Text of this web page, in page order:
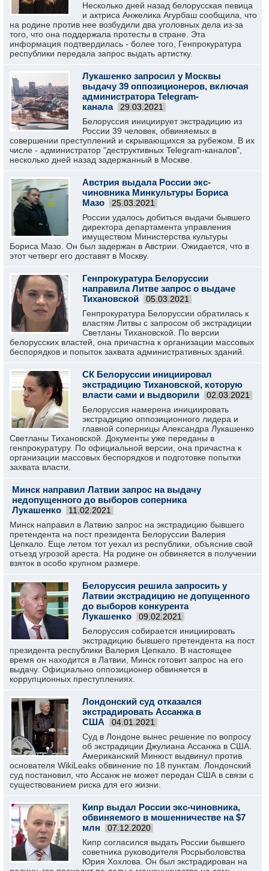
Несколько дней назад белорусская певица
и актриса Анжелика Агурбаш сообщила, что
на родине против нее возбудили два уголовных дела из-за
того, что она поддержала протесты в стране. Эта
информация подтвердилась - более того, Генпрокуратура
республики передала запрос выдать артистку.
Лукашенко запросил у Москвы
выдачу 39 оппозиционеров, включая
администратора Telegram-
канала
29.03.2021
Белоруссия инициирует экстрадицию из
России 39 человек, обвиняемых в
совершении преступлений и скрывающихся за рубежом. В их
числе - администратор "деструктивных Telegram-каналов",
несколько дней назад задержанный в Москве.
Австрия выдала России экс-
чиновника Минкультуры Бориса
Мазо
25.03.2021
России удалось добиться выдачи бывшего
директора департамента управления
имуществом Министерства культуры
Бориса Мазо. Он был задержан в Австрии. Ожидается, что в
этот четверг его доставят в Москву.
Генпрокуратура Белоруссии
направила Литве запрос о выдаче
Тихановской
05.03.2021
Генпрокуратура Белоруссии обратилась к
властям Литвы с запросом об экстрадиции
Светланы Тихановской. По версии
белорусских властей, она причастна к организации массовых
беспорядков и попыток захвата административных зданий.
СК Белоруссии инициировал
экстрадицию Тихановской, которую
власти сами и выдворили
02.03.2021
Белоруссия намерена инициировать
экстрадицию оппозиционного лидера и
главной соперницы Александра Лукашенко
Светланы Тихановской. Документы уже переданы в
генпрокуратуру. По официальной версии, она причастна к
организации массовых беспорядков и подготовке попытки
захвата власти.
Минск направил Латвии запрос на выдачу
недопущенного до выборов соперника
Лукашенко
11.02.2021
Минск направил в Латвию запрос на экстрадицию бывшего
претендента на пост президента Белоруссии Валерия
Цепкало. Еще летом тот уехал из республики, объяснив свой
отъезд угрозой ареста. На родине он обвиняется в получении
взяток в особо крупном размере.
Белоруссия решила запросить у
Латвии экстрадицию не допущенного
до выборов конкурента
Лукашенко
09.02.2021
Белоруссия собирается инициировать
экстрадицию бывшего претендента на пост
президента республики Валерия Цепкало. В настоящее
время он находится в Латвии, Минск готовит запрос на его
выдачу. Официально оппозиционер обвиняется в
коррупционных преступлениях.
Лондонский суд отказался
экстрадировать Ассанжа в
США
04.01.2021
Суд в Лондоне вынес решение по вопросу
об экстрадиции Джулиана Ассанжа в США.
Американский Минюст выдвинул против
основателя WikiLeaks обвинение по 18 пунктам. Лондонский
суд постановил, что Ассанж не может передан США в связи с
существованием риска для его жизни.
Кипр выдал России экс-чиновника,
обвиняемого в мошенничестве на $7
млн
07.12.2020
Кипр согласился выдать России бывшего
советника руководителя Росрыболовства
Юрия Хохлова. Он был экстрадирован на